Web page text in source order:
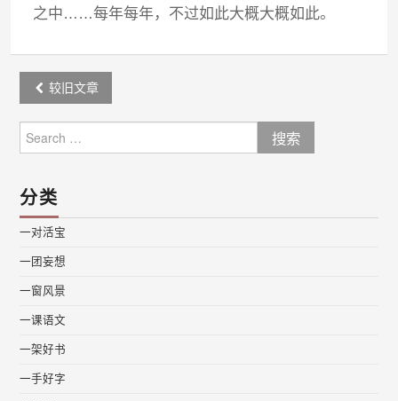
之中……每年每年，不过如此大概大概如此。
Post
navigation
较旧文章
for:
分类
一对活宝
一团妄想
一窗风景
一课语文
一架好书
一手好字